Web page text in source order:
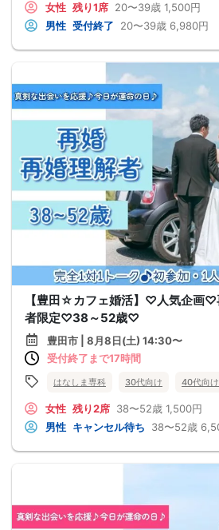
女性 残り1席 20〜39歳 1,500円
男性 受付終了 20〜39歳 6,980円
【豊田☆カフェ婚活】♡人気企画♡
者限定♡38～52歳♡
豊田市 | 8月8日(土) 14:30〜
受付終了まで17時間
はなしま専科 30代向け 40代向け
女性 残り2席 38〜52歳 1,500円
男性 キャンセル待ち 38〜52歳